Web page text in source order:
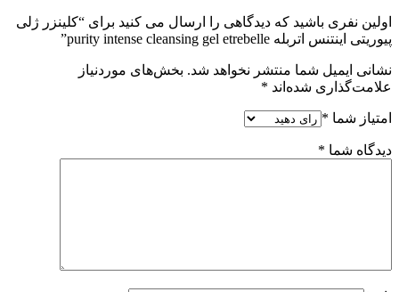
اولین نفری باشید که دیدگاهی را ارسال می کنید برای “کلینزر ژلی
پیوریتی اینتنس اتربله purity intense cleansing gel etrebelle”
نشانی ایمیل شما منتشر نخواهد شد. بخش‌های موردنیاز
علامت‌گذاری شده‌اند *
امتیاز شما *
دیدگاه شما *